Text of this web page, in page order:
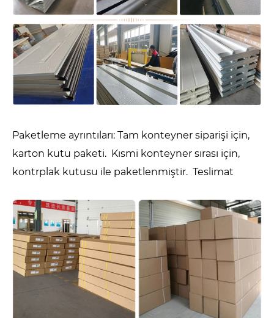
Paketleme ayrıntıları: Tam konteyner siparişi için,
karton kutu paketi. Kısmi konteyner sırası için,
kontrplak kutusu ile paketlenmiştir. Teslimat